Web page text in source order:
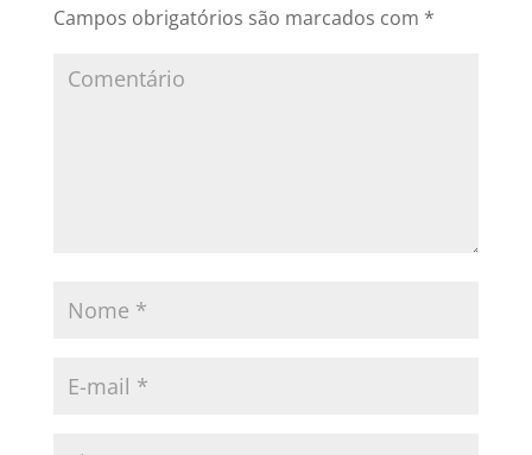
Campos obrigatórios são marcados com *